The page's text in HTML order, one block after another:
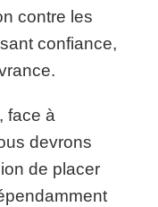
contre les
confiance,
face à
devrons
de placer